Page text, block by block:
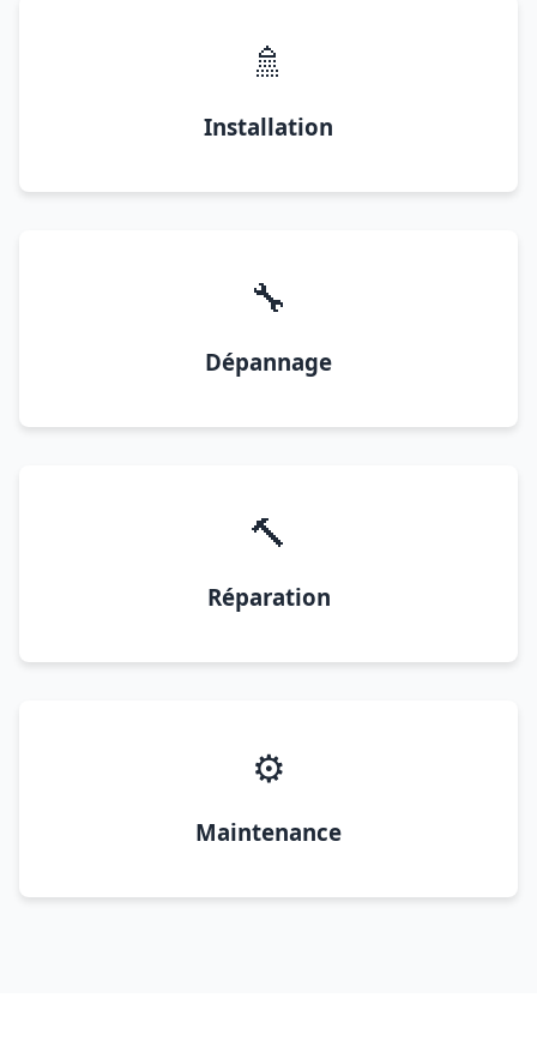
🚿
Installation
🔧
Dépannage
🔨
Réparation
⚙️
Maintenance